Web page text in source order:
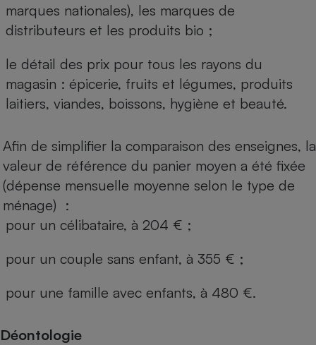
marques nationales), les marques de
distributeurs et les produits bio ;
le détail des prix pour tous les rayons du
magasin : épicerie, fruits et légumes, produits
laitiers, viandes, boissons, hygiène et beauté.
Afin de simplifier la comparaison des enseignes, la
valeur de référence du panier moyen a été fixée
(dépense mensuelle moyenne selon le type de
ménage) :
pour un célibataire, à 204 € ;
pour un couple sans enfant, à 355 € ;
pour une famille avec enfants, à 480 €.
Déontologie